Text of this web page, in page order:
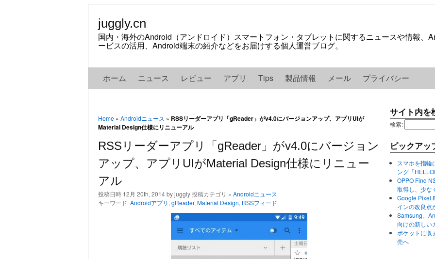
juggly.cn
国内・海外のAndroid（アンドロイド）スマートフォン・タブレットに関するニュースや情報、
ービスの活用、Android端末の紹介などをお届けする個人運営ブログ。
ホーム ニュース レビュー アプリ Tips 製品情報 メール プライバシー
Home » Androidニュース » RSSリーダーアプリ「gReader」がv4.0にバージョンアップ、アプリUIが
Material Design仕様にリニューアル
RSSリーダーアプリ「gReader」がv4.0にバージョン
アップ、アプリUIがMaterial Design仕様にリニュー
アル
投稿日時 12月 20th, 2014 by juggly 投稿カテゴリ » Androidニュース
キーワード:Androidアプリ , gReader, Material Design, RSSフィード
サイト内を
検索:
ピックアッ
スマホを指輪
ング「
OPPO Find
取得し、少な
Google Pixel
インの改良点
Samsung、
向けの新しい
ポケットに収
売へ